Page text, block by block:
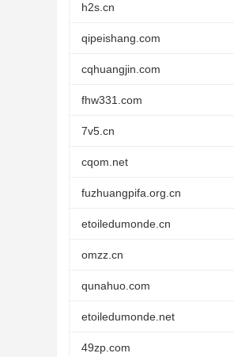
h2s.cn
qipeishang.com
cqhuangjin.com
fhw331.com
7v5.cn
cqom.net
fuzhuangpifa.org.cn
etoiledumonde.cn
omzz.cn
qunahuo.com
etoiledumonde.net
49zp.com